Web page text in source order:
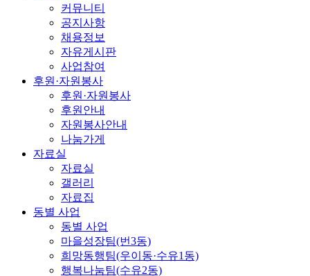
커뮤니티
공지사항
채용정보
자유게시판
사업참여
후원·자원봉사
후원·자원봉사
후원안내
자원봉사안내
나눔가게
자료실
자료실
갤러리
자료집
동별 사업
동별 사업
마을성장팀(번3동)
희망동행팀(우이동·수유1동)
행복나눔팀(수유2동)